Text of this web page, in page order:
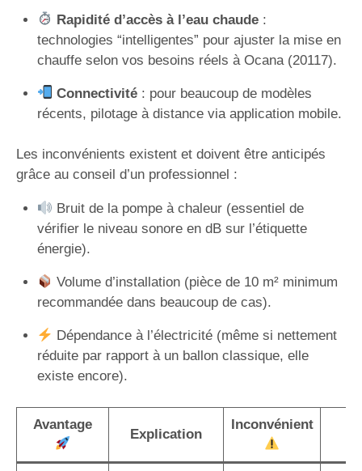
Rapidité d’accès à l’eau chaude:
technologies “intelligentes” pour ajuster la mise en
chauffe selon vos besoins réels à Ocana (20117).
Connectivité: pour beaucoup de modèles
récents, pilotage à distance via application mobile.
Les inconvénients existent et doivent être anticipés
grâce au conseil d’un professionnel :
Bruit de la pompe à chaleur (essentiel de
vérifier le niveau sonore en dB sur l’étiquette
énergie).
Volume d’installation (pièce de 10 m² minimum
recommandée dans beaucoup de cas).
Dépendance à l’électricité (même si nettement
réduite par rapport à un ballon classique, elle
existe encore).
Avantage
Explication
Inconvénient